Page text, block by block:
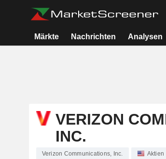
Märkte Nachrichten Analysen
VERIZON
INC.
Verizon Communications, Inc. Aktien